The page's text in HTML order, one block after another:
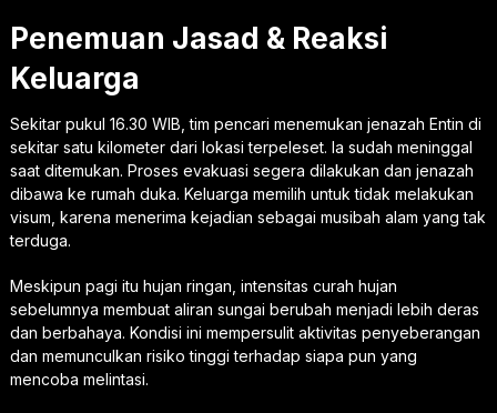
Penemuan Jasad & Reaksi
Keluarga
Sekitar pukul 16.30 WIB, tim pencari menemukan jenazah Entin di
sekitar satu kilometer dari lokasi terpeleset. Ia sudah meninggal
saat ditemukan. Proses evakuasi segera dilakukan dan jenazah
dibawa ke rumah duka. Keluarga memilih untuk tidak melakukan
visum, karena menerima kejadian sebagai musibah alam yang tak
terduga.
Meskipun pagi itu hujan ringan, intensitas curah hujan
sebelumnya membuat aliran sungai berubah menjadi lebih deras
dan berbahaya. Kondisi ini mempersulit aktivitas penyeberangan
dan memunculkan risiko tinggi terhadap siapa pun yang
mencoba melintasi.